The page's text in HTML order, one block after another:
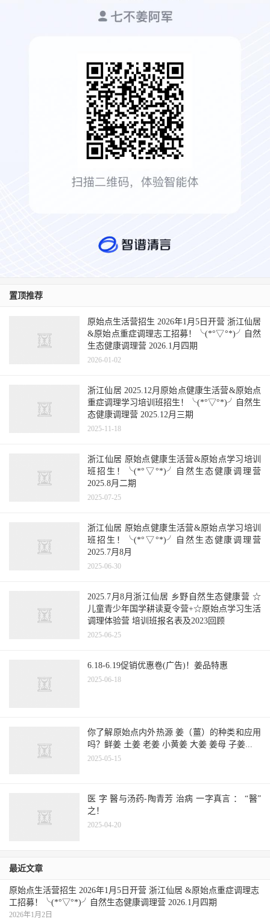
置顶推荐
原始点生活营招生 2026年1月5日开营 浙江仙居
&原始点重症调理志工招募！╰(*°▽°*)╯自然
生态健康调理营 2026.1月四期
2026-01-02
浙江仙居 2025.12月原始点健康生活营&原始点
重症调理学习培训班招生！╰(*°▽°*)╯自然生
态健康调理营 2025.12月三期
2025-11-18
浙江仙居 原始点健康生活营&原始点学习培训
班招生！╰(*°▽°*)╯自然生态健康调理营
2025.8月二期
2025-07-25
浙江仙居 原始点健康生活营&原始点学习培训
班招生！╰(*°▽°*)╯自然生态健康调理营
2025.7月8月
2025-06-30
2025.7月8月浙江仙居 乡野自然生态健康营 ☆
儿童青少年国学耕读夏令营+☆原始点学习生活
调理体验营 培训班报名表及2023回顾
2025-06-25
6.18-6.19促销优惠卷(广告)！姜品特惠
2025-06-18
你了解原始点内外热源 姜（薑）的种类和应用
吗？鲜姜 土姜 老姜 小黄姜 大姜 姜母 子姜...
2025-05-15
医 字 醫与汤药-陶青芳 治病 一字真言 ： “醫”
之！
2025-04-20
最近文章
原始点生活营招生 2026年1月5日开营 浙江仙居 &原始点重症调理志
工招募！╰(*°▽°*)╯自然生态健康调理营 2026.1月四期
2026年1月2日